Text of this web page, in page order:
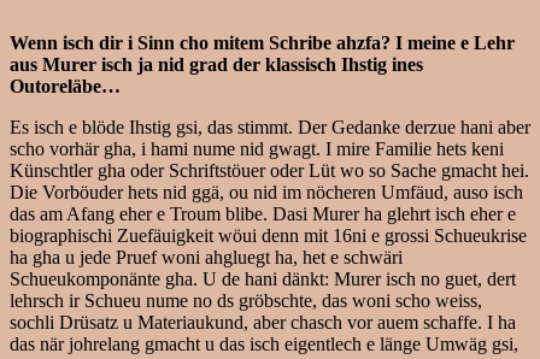
Wenn isch dir i Sinn cho mitem Schribe ahzfa? I meine e Lehr
aus Murer isch ja nid grad der klassisch Ihstig ines
Outoreläbe…
Es isch e blöde Ihstig gsi, das stimmt. Der Gedanke derzue hani aber
scho vorhär gha, i hami nume nid gwagt. I mire Familie hets keni
Künschtler gha oder Schriftstöuer oder Lüt wo so Sache gmacht hei.
Die Vorböuder hets nid ggä, ou nid im nöcheren Umfäud, auso isch
das am Afang eher e Troum blibe. Dasi Murer ha glehrt isch eher e
biographischi Zuefäuigkeit wöui denn mit 16ni e grossi Schueukrise
ha gha u jede Pruef woni ahgluegt ha, het e schwäri
Schueukomponänte gha. U de hani dänkt: Murer isch no guet, dert
lehrsch ir Schueu nume no ds gröbschte, das woni scho weiss,
sochli Drüsatz u Materiaukund, aber chasch vor auem schaffe. I ha
das när johrelang gmacht u das isch eigentlech e länge Umwäg gsi,